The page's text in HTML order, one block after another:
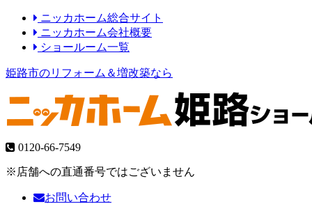
ニッカホーム総合サイト
ニッカホーム会社概要
ショールーム一覧
姫路市のリフォーム＆増改築なら
0120-66-7549
※店舗への直通番号ではございません
お問い合わせ